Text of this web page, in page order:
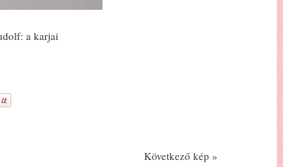
a karjai
Következő kép »